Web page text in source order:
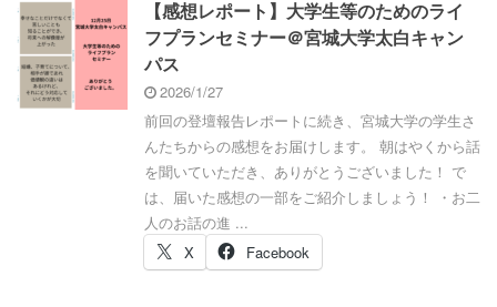
【感想レポート】大学生等のためのライ
フプランセミナー＠宮城大学太白キャン
パス
2026/1/27
前回の登壇報告レポートに続き、宮城大学の学生さ
んたちからの感想をお届けします。 朝はやくから話
を聞いていただき、ありがとうございました！ で
は、届いた感想の一部をご紹介しましょう！ ・お二
人のお話の進 ...
X
Facebook